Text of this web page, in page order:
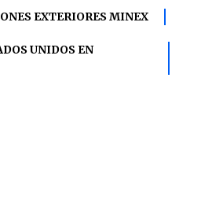
EXTERIORES MINEX
UNIDOS EN